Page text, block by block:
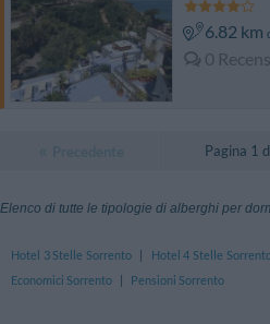
6.82 km
0
Pagina 1
Elenco di tutte le tipologie di alberghi per
Hotel 3 Stelle Sorrento | Hotel 4 Stelle
Economici Sorrento
| Pensioni Sorrento